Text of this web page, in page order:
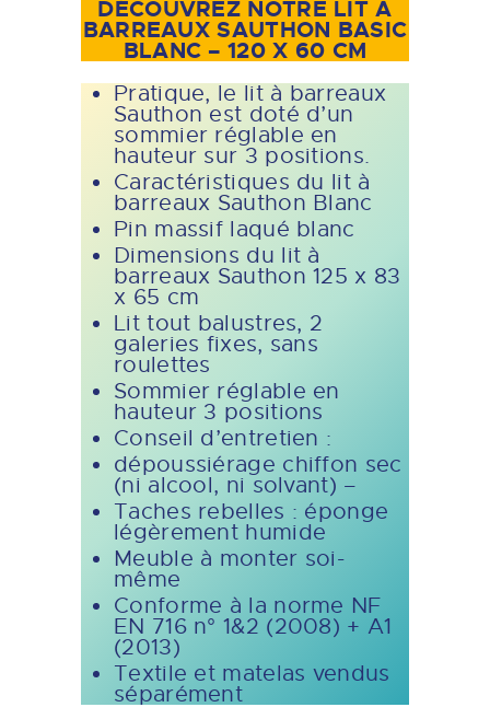
DÉCOUVREZ NOTRE LIT À
BARREAUX SAUTHON BASIC
BLANC – 120 X 60 CM
Pratique, le lit à barreaux
Sauthon est doté d’un
sommier réglable en
hauteur sur 3 positions.
Caractéristiques du lit à
barreaux Sauthon Blanc
Pin massif laqué blanc
Dimensions du lit à
barreaux Sauthon 125 x 83
x 65 cm
Lit tout balustres, 2
galeries fixes, sans
roulettes
Sommier réglable en
hauteur 3 positions
Conseil d’entretien :
dépoussiérage chiffon sec
(ni alcool, ni solvant) –
Taches rebelles : éponge
légèrement humide
Meuble à monter soi-
même
Conforme à la norme NF
EN 716 n° 1&2 (2008) + A1
(2013)
Textile et matelas vendus
séparément